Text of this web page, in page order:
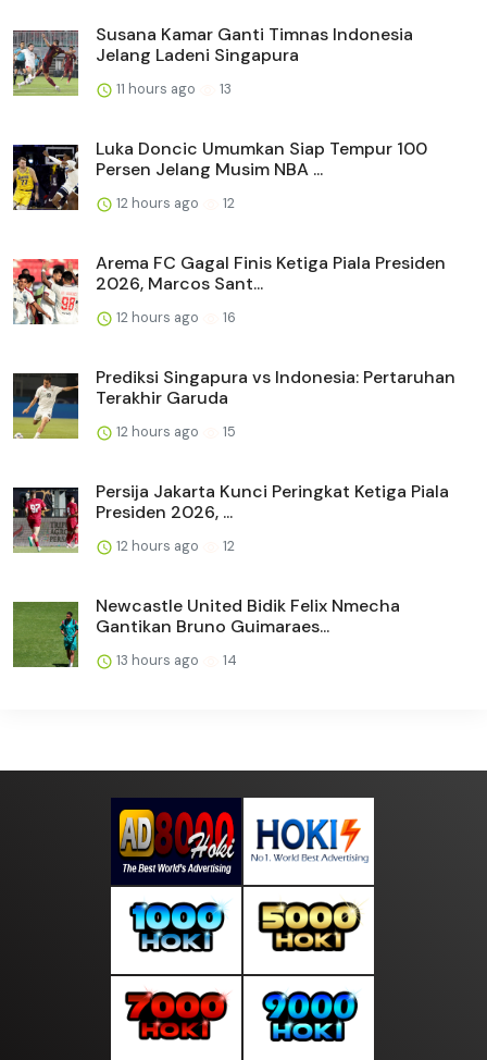
Susana Kamar Ganti Timnas Indonesia
Jelang Ladeni Singapura
11 hours ago 13
Luka Doncic Umumkan Siap Tempur 100
Persen Jelang Musim NBA ...
12 hours ago 12
Arema FC Gagal Finis Ketiga Piala Presiden
2026, Marcos Sant...
12 hours ago 16
Prediksi Singapura vs Indonesia: Pertaruhan
Terakhir Garuda
12 hours ago 15
Persija Jakarta Kunci Peringkat Ketiga Piala
Presiden 2026, ...
12 hours ago 12
Newcastle United Bidik Felix Nmecha
Gantikan Bruno Guimaraes...
13 hours ago 14